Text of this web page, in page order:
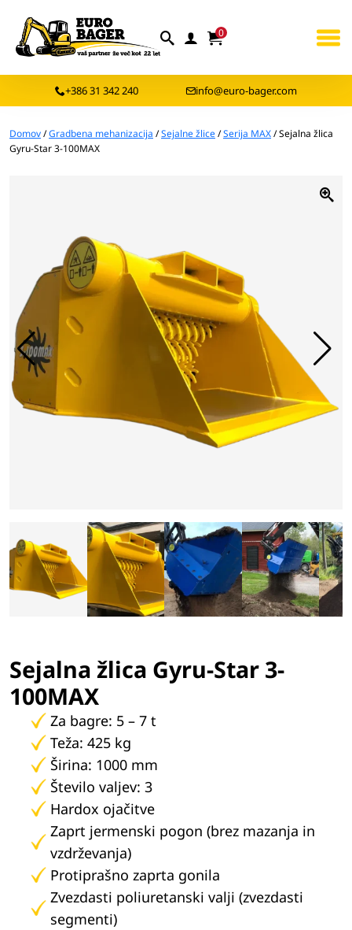
0
+386 31 342 240 info@euro-bager.com
Domov/Gradbena mehanizacija /Sejalne žlice/Serija MAX/ Sejalna žlica
Gyru-Star 3-100MAX
Sejalna žlica Gyru-Star 3-
100MAX
Za bagre: 5 – 7 t
Teža: 425 kg
Širina: 1000 mm
Število valjev: 3
Hardox ojačitve
Zaprt jermenski pogon (brez mazanja in
vzdrževanja)
Protiprašno zaprta gonila
Zvezdasti poliuretanski valji (zvezdasti
segmenti)